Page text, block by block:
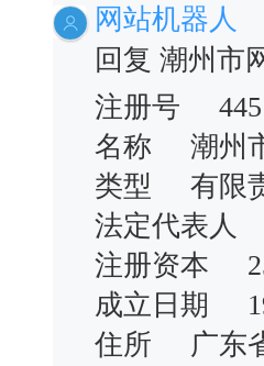
网站机器人
回复 潮州市
注册号
名称 潮州
类型 有限
法定代表人
注册资本
成立日期
住所 广东省